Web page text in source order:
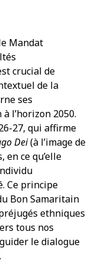
Mandat
crucial de
de la
ses
l’horizon 2050.
27, qui affirme
Dei(à l’image de
en ce qu’elle
Ce principe
Bon Samaritain
ethniques
tous nos
le dialogue